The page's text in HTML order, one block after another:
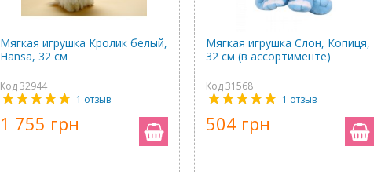
Мягкая игрушка Кролик белый,
Hansa, 32 см
Код 32944
1 отзыв
1 755 грн
Мягкая игрушка Слон, Копиця,
32 см (в ассортименте)
Код 31568
1 отзыв
504 грн